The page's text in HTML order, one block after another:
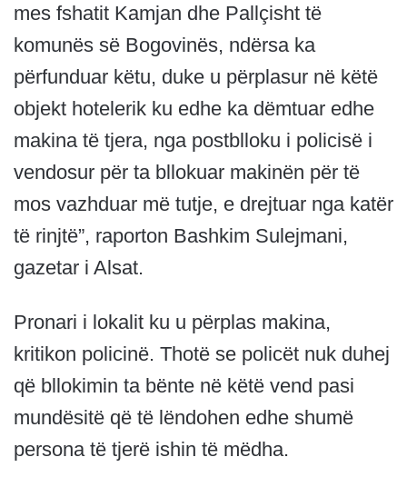
mes fshatit Kamjan dhe Pallçisht të
komunës së Bogovinës, ndërsa ka
përfunduar këtu, duke u përplasur në këtë
objekt hotelerik ku edhe ka dëmtuar edhe
makina të tjera, nga postblloku i policisë i
vendosur për ta bllokuar makinën për të
mos vazhduar më tutje, e drejtuar nga katër
të rinjtë”, raporton Bashkim Sulejmani,
gazetar i Alsat.
Pronari i lokalit ku u përplas makina,
kritikon policinë. Thotë se policët nuk duhej
që bllokimin ta bënte në këtë vend pasi
mundësitë që të lëndohen edhe shumë
persona të tjerë ishin të mëdha.